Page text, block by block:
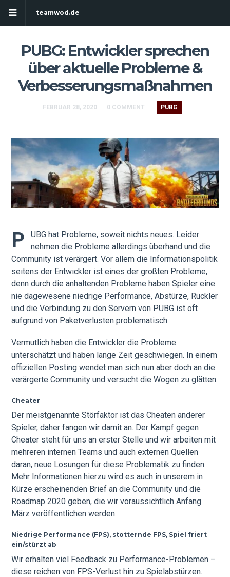
teamwod.de
PUBG: Entwickler sprechen
über aktuelle Probleme &
Verbesserungsmaßnahmen
FEBRUAR 28, 2020 0 COMMENT PUBG
P
UBG hat Probleme, soweit nichts neues. Leider
nehmen die Probleme allerdings überhand und die
Community ist verärgert. Vor allem die Informationspolitik
seitens der Entwickler ist eines der größten Probleme,
denn durch die anhaltenden Probleme haben Spieler eine
nie dagewesene niedrige Performance, Abstürze, Ruckler
und die Verbindung zu den Servern von PUBG ist oft
aufgrund von Paketverlusten problematisch.
Vermutlich haben die Entwickler die Probleme
unterschätzt und haben lange Zeit geschwiegen. In einem
offiziellen Posting wendet man sich nun aber doch an die
verärgerte Community und versucht die Wogen zu glätten.
Cheater
Der meistgenannte Störfaktor ist das Cheaten anderer
Spieler, daher fangen wir damit an. Der Kampf gegen
Cheater steht für uns an erster Stelle und wir arbeiten mit
mehreren internen Teams und auch externen Quellen
daran, neue Lösungen für diese Problematik zu finden.
Mehr Informationen hierzu wird es auch in unserem in
Kürze erscheinenden Brief an die Community und die
Roadmap 2020 geben, die wir voraussichtlich Anfang
März veröffentlichen werden.
Niedrige Performance (FPS), stotternde FPS, Spiel friert
ein/stürzt ab
Wir erhalten viel Feedback zu Performance-Problemen –
diese reichen von FPS-Verlust hin zu Spielabstürzen.